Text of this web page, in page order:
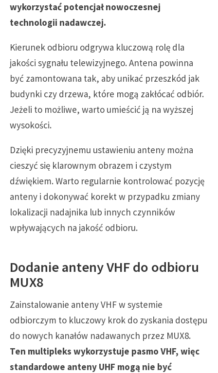
wykorzystać potencjał nowoczesnej
technologii nadawczej.
Kierunek odbioru odgrywa kluczową rolę dla
jakości sygnału telewizyjnego. Antena powinna
być zamontowana tak, aby unikać przeszkód jak
budynki czy drzewa, które mogą zakłócać odbiór.
Jeżeli to możliwe, warto umieścić ją na wyższej
wysokości.
Dzięki precyzyjnemu ustawieniu anteny można
cieszyć się klarownym obrazem i czystym
dźwiękiem. Warto regularnie kontrolować pozycję
anteny i dokonywać korekt w przypadku zmiany
lokalizacji nadajnika lub innych czynników
wpływających na jakość odbioru.
Dodanie anteny VHF do odbioru
MUX8
Zainstalowanie anteny VHF w systemie
odbiorczym to kluczowy krok do zyskania dostępu
do nowych kanałów nadawanych przez MUX8.
Ten multipleks wykorzystuje pasmo VHF, więc
standardowe anteny UHF mogą nie być